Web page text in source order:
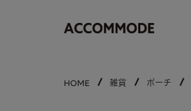
HOME 雑貨 ポーチ